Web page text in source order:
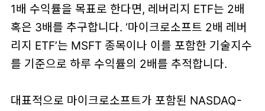
1배 수익률을 목표로 한다면, 레버리지 ETF는 2배
혹은 3배를 추구합니다. ‘마이크로소프트 2배 레버
리지 ETF’는 MSFT 종목이나 이를 포함한 기술지수
를 기준으로 하루 수익률의 2배를 추적합니다.
대표적으로 마이크로소프트가 포함된 NASDAQ-